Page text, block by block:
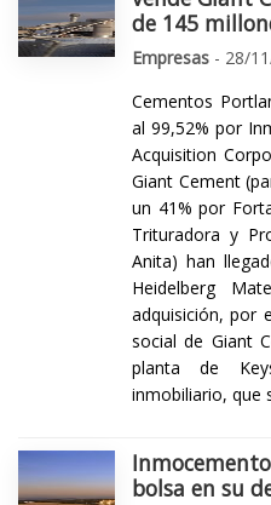
de 145
Empresas - 28/
Cementos
al 99,52% por
Acquisition
Giant Cement
un 41% por
Trituradora y
Anita) han
Heidelberg
adquisición, por
social de Giant
planta de
inmobiliario, que
bolsa en su